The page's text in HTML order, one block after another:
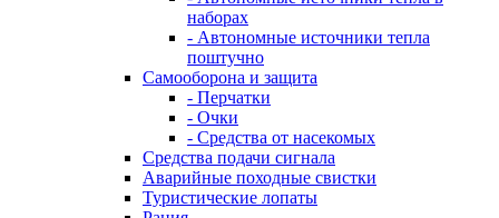
наборах
- Автономные источники тепла
поштучно
Самооборона и защита
- Перчатки
- Очки
- Средства от насекомых
Средства подачи сигнала
Аварийные походные свистки
Туристические лопаты